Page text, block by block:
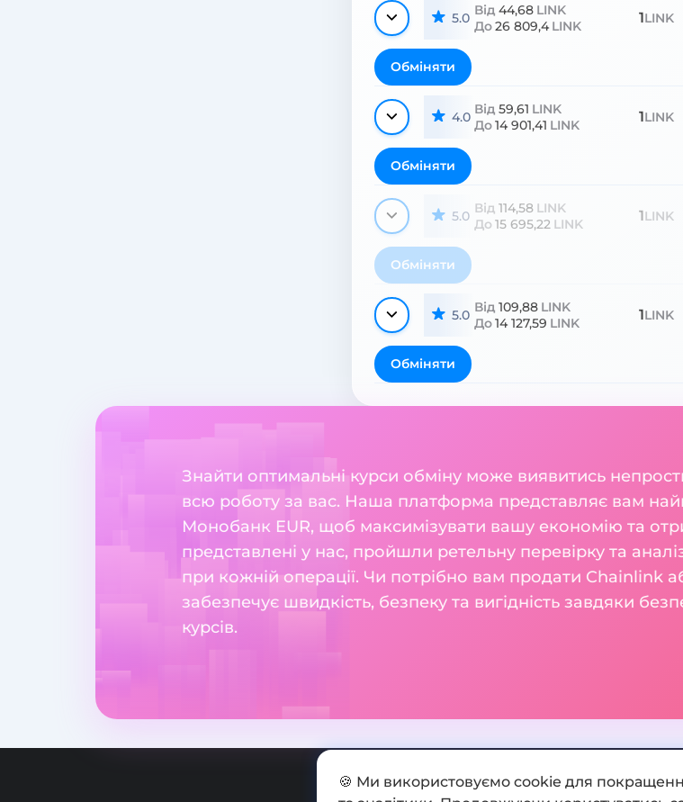
5.0 Від 44,68 LINK
До26 809,4 LINK 1LINK
Обміняти
4.0 Від 59,61 LINK
До14 901,41 LINK 1LINK
Обміняти
5.0 Від 114,58 LINK
До 15 695,22 LINK 1LINK
Обміняти
5.0 Від 109,88 LINK
До14 127,59 LINK 1LINK
Обміняти
Знайти оптимальні курси обміну може виявитись
всю роботу за вас. Наша платформа представляє вам
Монобанк EUR, щоб максимізувати вашу економію та
представлені у нас, пройшли ретельну перевірку та
при кожній операції. Чи потрібно вам продати Chainlink
забезпечує швидкість, безпеку та вигідність завдяки
курсів.
🍪 Ми використовуємо cookie для